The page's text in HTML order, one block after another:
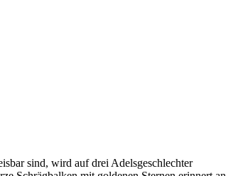
sind, wird auf drei Adelsgeschlechter